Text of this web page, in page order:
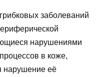
заболеваний
нарушениями
в коже,
нарушение её